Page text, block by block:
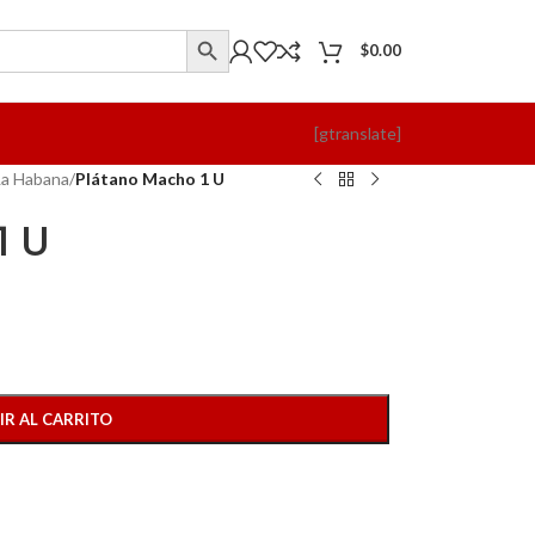
$0.00
[gtranslate]
Habana/Plátano Macho 1 U
U
AL CARRITO